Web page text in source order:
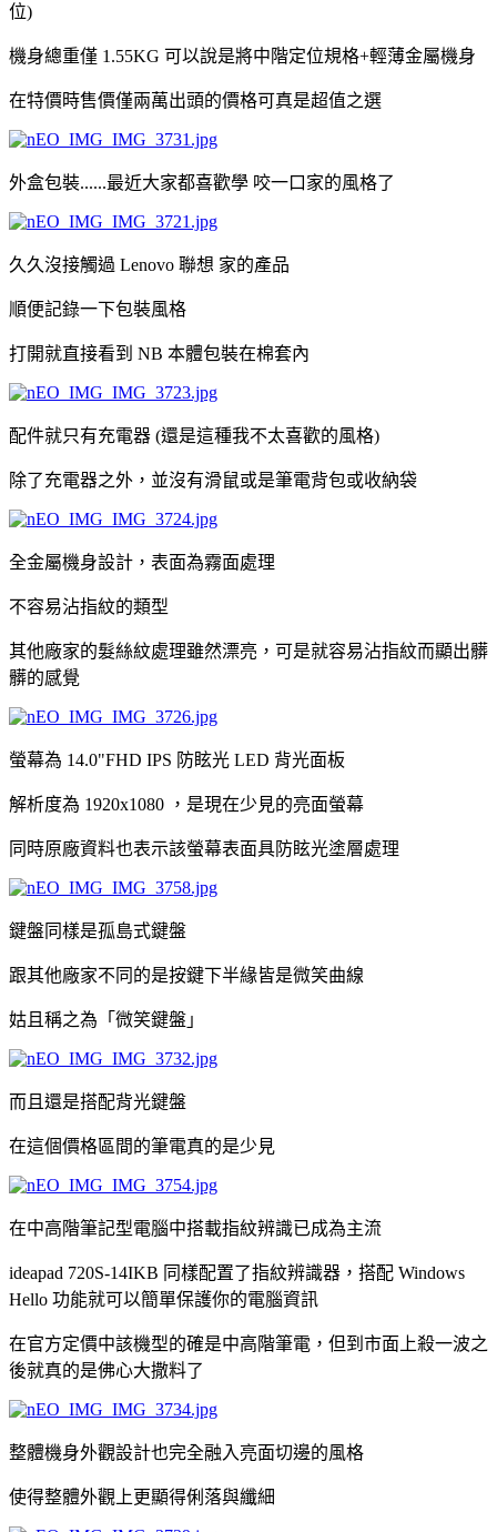
位)
機身總重僅 1.55KG 可以說是將中階定位規格+輕薄金屬機身
在特價時售價僅兩萬出頭的價格可真是超值之選
外盒包裝......最近大家都喜歡學 咬一口家的風格了
久久沒接觸過 Lenovo 聯想 家的產品
順便記錄一下包裝風格
打開就直接看到 NB 本體包裝在棉套內
配件就只有充電器 (還是這種我不太喜歡的風格)
除了充電器之外，並沒有滑鼠或是筆電背包或收納袋
全金屬機身設計，表面為霧面處理
不容易沾指紋的類型
其他廠家的髮絲紋處理雖然漂亮，可是就容易沾指紋而顯出髒
髒的感覺
螢幕為 14.0"FHD IPS 防眩光 LED 背光面板
解析度為 1920x1080 ，是現在少見的亮面螢幕
同時原廠資料也表示該螢幕表面具防眩光塗層處理
鍵盤同樣是孤島式鍵盤
跟其他廠家不同的是按鍵下半緣皆是微笑曲線
姑且稱之為「微笑鍵盤」
而且還是搭配背光鍵盤
在這個價格區間的筆電真的是少見
在中高階筆記型電腦中搭載指紋辨識已成為主流
ideapad 720S-14IKB 同樣配置了指紋辨識器，搭配 Windows
Hello 功能就可以簡單保護你的電腦資訊
在官方定價中該機型的確是中高階筆電，但到市面上殺一波之
後就真的是佛心大撒料了
整體機身外觀設計也完全融入亮面切邊的風格
使得整體外觀上更顯得俐落與纖細